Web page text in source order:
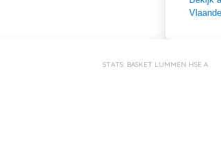
STATS: BASKET LUMMEN HSE A